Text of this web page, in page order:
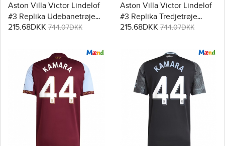
Aston Villa Victor Lindelof
#3 Replika Udebanetrøje
2025-26 Kortærmet
215.68DKK 744.07DKK
Aston Villa Victor Lindelof
#3 Replika Tredjetrøje
2025-26 Kortærmet
215.68DKK 744.07DKK